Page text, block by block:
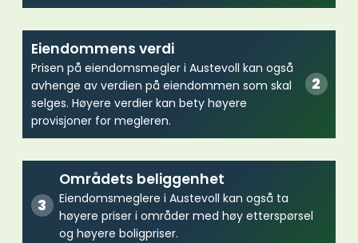
Eiendommens verdi
Prisen på eiendomsmegler i Austevoll kan også
avhenge av verdien på eiendommen som skal
selges. Høyere verdier kan bety høyere
provisjoner for megleren.
Områdets beliggenhet
Eiendomsmeglere i Austevoll kan også ta
høyere priser i områder med høy etterspørsel
og høyere boligpriser.